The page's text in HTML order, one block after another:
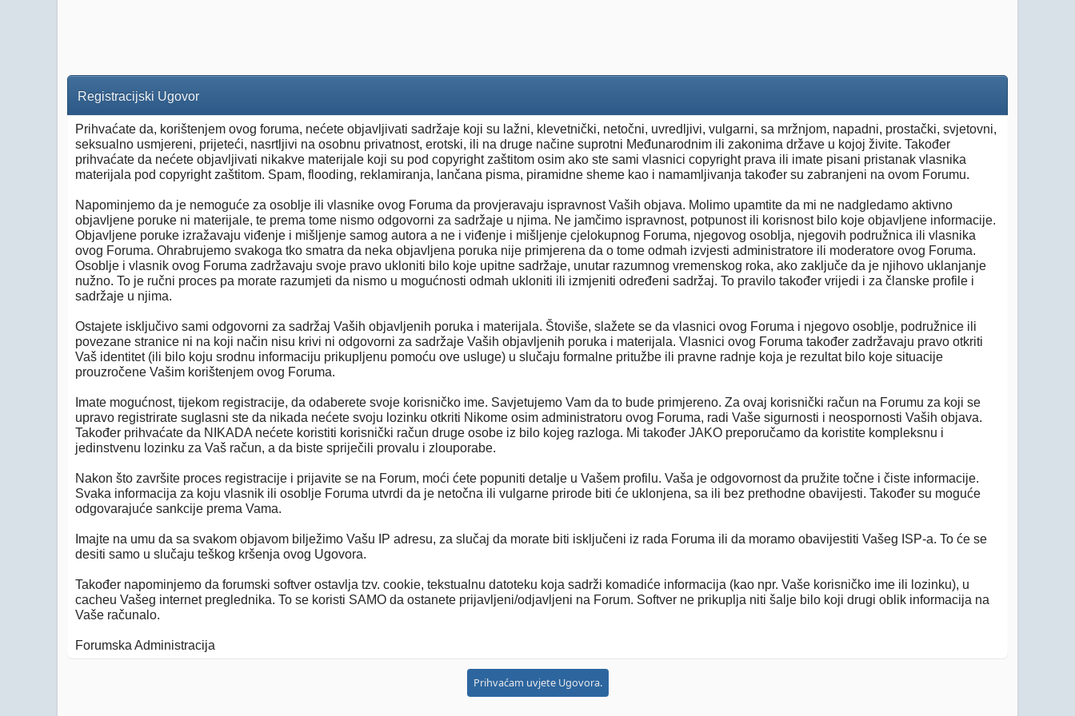
Registracijski Ugovor
Prihvaćate da, korištenjem ovog foruma, nećete objavljivati sadržaje koji su lažni, klevetnički, netočni, uvredljivi, vulgarni, sa mržnjom, napadni, prostački, svjetovni,
seksualno usmjereni, prijeteći, nasrtljivi na osobnu privatnost, erotski, ili na druge načine suprotni Međunarodnim ili zakonima države u kojoj živite. Također
prihvaćate da nećete objavljivati nikakve materijale koji su pod copyright zaštitom osim ako ste sami vlasnici copyright prava ili imate pisani pristanak vlasnika
materijala pod copyright zaštitom. Spam, flooding, reklamiranja, lančana pisma, piramidne sheme kao i namamljivanja također su zabranjeni na ovom Forumu.
Napominjemo da je nemoguće za osoblje ili vlasnike ovog Foruma da provjeravaju ispravnost Vaših objava. Molimo upamtite da mi ne nadgledamo aktivno
objavljene poruke ni materijale, te prema tome nismo odgovorni za sadržaje u njima. Ne jamčimo ispravnost, potpunost ili korisnost bilo koje objavljene informacije.
Objavljene poruke izražavaju viđenje i mišljenje samog autora a ne i viđenje i mišljenje cjelokupnog Foruma, njegovog osoblja, njegovih podružnica ili vlasnika
ovog Foruma. Ohrabrujemo svakoga tko smatra da neka objavljena poruka nije primjerena da o tome odmah izvjesti administratore ili moderatore ovog Foruma.
Osoblje i vlasnik ovog Foruma zadržavaju svoje pravo ukloniti bilo koje upitne sadržaje, unutar razumnog vremenskog roka, ako zaključe da je njihovo uklanjanje
nužno. To je ručni proces pa morate razumjeti da nismo u mogućnosti odmah ukloniti ili izmjeniti određeni sadržaj. To pravilo također vrijedi i za članske profile i
sadržaje u njima.
Ostajete isključivo sami odgovorni za sadržaj Vaših objavljenih poruka i materijala. Štoviše, slažete se da vlasnici ovog Foruma i njegovo osoblje, podružnice ili
povezane stranice ni na koji način nisu krivi ni odgovorni za sadržaje Vaših objavljenih poruka i materijala. Vlasnici ovog Foruma također zadržavaju pravo otkriti
Vaš identitet (ili bilo koju srodnu informaciju prikupljenu pomoću ove usluge) u slučaju formalne pritužbe ili pravne radnje koja je rezultat bilo koje situacije
prouzročene Vašim korištenjem ovog Foruma.
Imate mogućnost, tijekom registracije, da odaberete svoje korisničko ime. Savjetujemo Vam da to bude primjereno. Za ovaj korisnički račun na Forumu za koji se
upravo registrirate suglasni ste da nikada nećete svoju lozinku otkriti Nikome osim administratoru ovog Foruma, radi Vaše sigurnosti i neospornosti Vaših objava.
Također prihvaćate da NIKADA nećete koristiti korisnički račun druge osobe iz bilo kojeg razloga. Mi također JAKO preporučamo da koristite kompleksnu i
jedinstvenu lozinku za Vaš račun, a da biste spriječili provalu i zlouporabe.
Nakon što završite proces registracije i prijavite se na Forum, moći ćete popuniti detalje u Vašem profilu. Vaša je odgovornost da pružite točne i čiste informacije.
Svaka informacija za koju vlasnik ili osoblje Foruma utvrdi da je netočna ili vulgarne prirode biti će uklonjena, sa ili bez prethodne obavijesti. Također su moguće
odgovarajuće sankcije prema Vama.
Imajte na umu da sa svakom objavom bilježimo Vašu IP adresu, za slučaj da morate biti isključeni iz rada Foruma ili da moramo obavijestiti Vašeg ISP-a. To će se
desiti samo u slučaju teškog kršenja ovog Ugovora.
Također napominjemo da forumski softver ostavlja tzv. cookie, tekstualnu datoteku koja sadrži komadiće informacija (kao npr. Vaše korisničko ime ili lozinku), u
cacheu Vašeg internet preglednika. To se koristi SAMO da ostanete prijavljeni/odjavljeni na Forum. Softver ne prikuplja niti šalje bilo koji drugi oblik informacija na
Vaše računalo.
Forumska Administracija